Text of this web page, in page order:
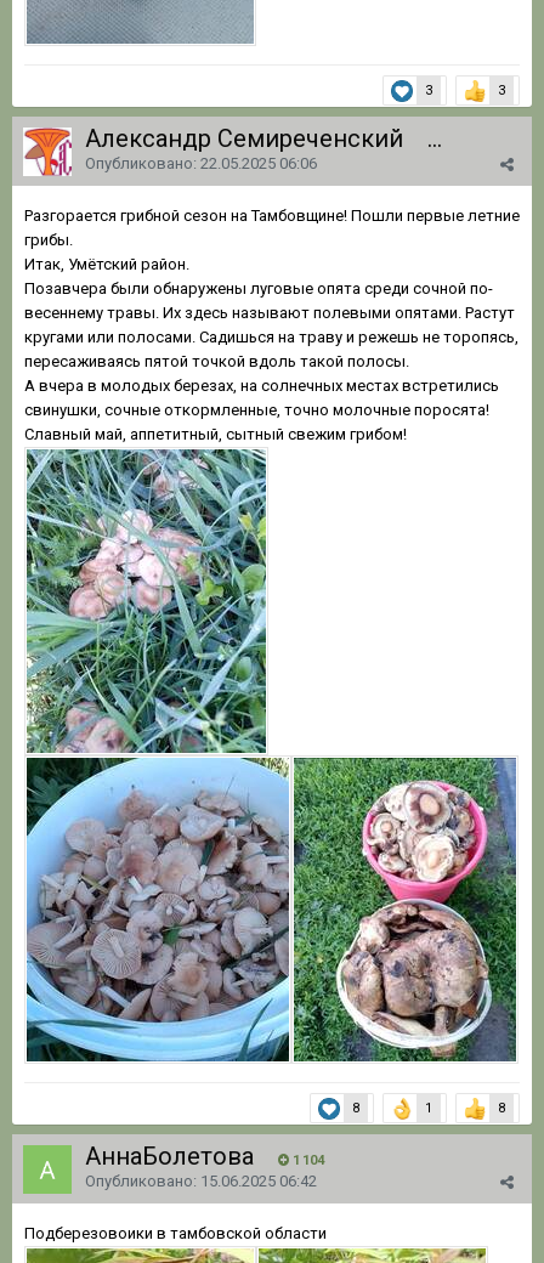
3 3
Александр Семиреченский 1 062
Опубликовано: 22.05.2025 06:06
Разгорается грибной сезон на Тамбовщине! Пошли первые летние
грибы.
Итак, Умётский район.
Позавчера были обнаружены луговые опята среди сочной по-
весеннему травы. Их здесь называют полевыми опятами. Растут
кругами или полосами. Садишься на траву и режешь не торопясь,
пересаживаясь пятой точкой вдоль такой полосы.
А вчера в молодых березах, на солнечных местах встретились
свинушки, сочные откормленные, точно молочные поросята!
Славный май, аппетитный, сытный свежим грибом!
8 1 8
АннаБолетова 1 104
Опубликовано: 15.06.2025 06:42
Подберезовоики в тамбовской области